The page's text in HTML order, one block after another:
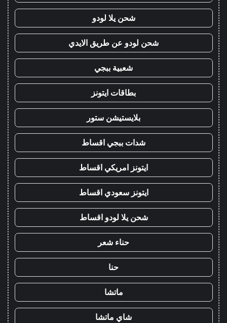
شحن يلا لودو
شحن لودو عن طريق الايدي
شعبية ببجي
بطاقات ايتونز
بلايستيشن ستور
شدات ببجي اقساط
ايتونز امريكي اقساط
ايتونز سعودي اقساط
شحن يلا لودو اقساط
حناء شعر
حنا
ماتشا
شاي ماتشا